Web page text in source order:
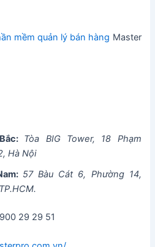
mềm quản lý bán hàng Master
Tòa BIG Tower, 18 Phạm
Hà Nội
57 Bàu Cát 6, Phường 14,
29 29 51